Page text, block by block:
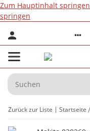
Zum Hauptinhalt springen
springen
Zurück zur Liste Startseite